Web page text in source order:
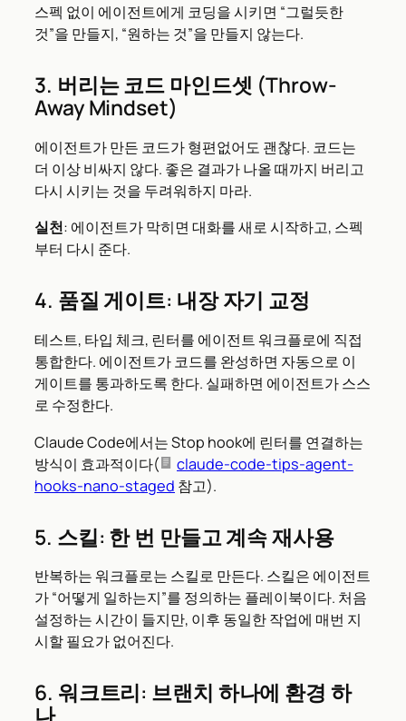
스펙 없이 에이전트에게 코딩을 시키면 “그럴듯한
것”을 만들지, “원하는 것”을 만들지 않는다.
3. 버리는 코드 마인드셋 (Throw-
Away Mindset)
에이전트가 만든 코드가 형편없어도 괜찮다. 코드는
더 이상 비싸지 않다. 좋은 결과가 나올 때까지 버리고
다시 시키는 것을 두려워하지 마라.
실천: 에이전트가 막히면 대화를 새로 시작하고, 스펙
부터 다시 준다.
4. 품질 게이트: 내장 자기 교정
테스트, 타입 체크, 린터를 에이전트 워크플로에 직접
통합한다. 에이전트가 코드를 완성하면 자동으로 이
게이트를 통과하도록 한다. 실패하면 에이전트가 스스
로 수정한다.
Claude Code에서는 Stop hook에 린터를 연결하는
방식이 효과적이다(
claude-code-tips-agent-
hooks-nano-staged 참고).
5. 스킬: 한 번 만들고 계속 재사용
반복하는 워크플로는 스킬로 만든다. 스킬은 에이전트
가 “어떻게 일하는지”를 정의하는 플레이북이다. 처음
설정하는 시간이 들지만, 이후 동일한 작업에 매번 지
시할 필요가 없어진다.
6. 워크트리: 브랜치 하나에 환경 하